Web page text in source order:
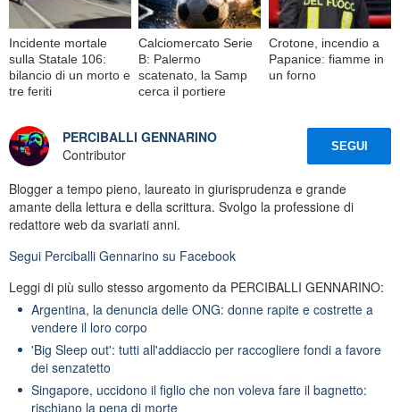
Incidente mortale
sulla Statale 106:
bilancio di un morto e
tre feriti
Calciomercato Serie
B: Palermo
scatenato, la Samp
cerca il portiere
Crotone, incendio a
Papanice: fiamme in
un forno
PERCIBALLI GENNARINO
Contributor
SEGUI
Blogger a tempo pieno, laureato in giurisprudenza e grande
amante della lettura e della scrittura. Svolgo la professione di
redattore web da svariati anni.
Segui Perciballi Gennarino su Facebook
Leggi di più sullo stesso argomento da PERCIBALLI GENNARINO:
Argentina, la denuncia delle ONG: donne rapite e costrette a
vendere il loro corpo
'Big Sleep out': tutti all'addiaccio per raccogliere fondi a favore
dei senzatetto
Singapore, uccidono il figlio che non voleva fare il bagnetto:
rischiano la pena di morte